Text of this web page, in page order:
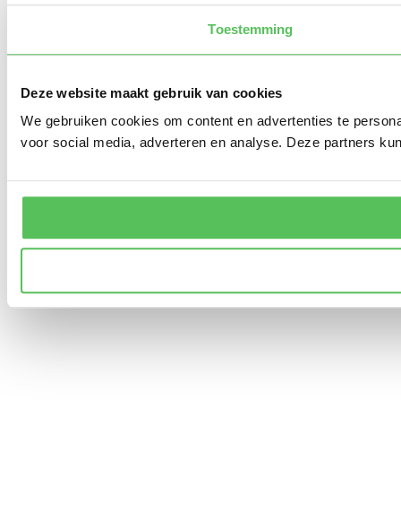
Toestemming
Deze website maakt gebruik van cookies
We gebruiken cookies om content en advertenties te
voor social media, adverteren en analyse. Deze partners